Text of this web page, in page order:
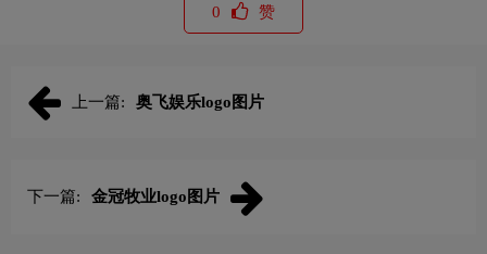
0 赞
上一篇: 奥飞娱乐logo图片
下一篇: 金冠牧业logo图片